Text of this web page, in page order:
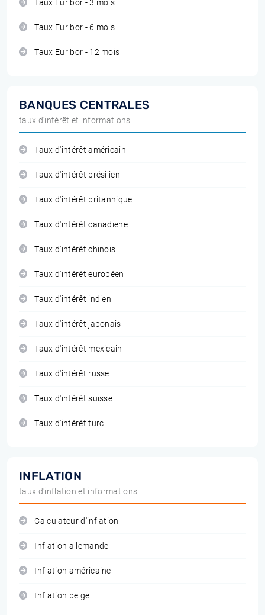
Taux Euribor - 3 mois
Taux Euribor - 6 mois
Taux Euribor - 12 mois
BANQUES CENTRALES
taux d'intérêt et informations
Taux d'intérêt américain
Taux d'intérêt brésilien
Taux d'intérêt britannique
Taux d'intérêt canadiene
Taux d'intérêt chinois
Taux d'intérêt européen
Taux d'intérêt indien
Taux d'intérêt japonais
Taux d'intérêt mexicain
Taux d'intérêt russe
Taux d'intérêt suisse
Taux d'intérêt turc
INFLATION
taux d'inflation et informations
Calculateur d'inflation
Inflation allemande
Inflation américaine
Inflation belge